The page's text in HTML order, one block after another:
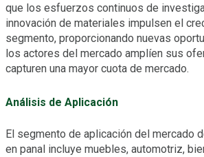
que los esfuerzos continuos de
innovación de materiales impulsen el
segmento, proporcionando nuevas
los actores del mercado amplíen sus
capturen una mayor cuota de mercado.
Análisis de Aplicación
El segmento de aplicación del mercado
en panal incluye muebles, automotriz,